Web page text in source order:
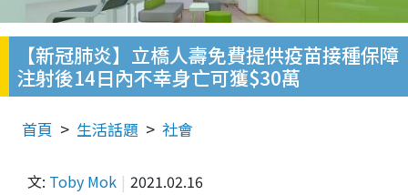
【新冠肺炎】立橋人壽免費提供疫苗接種保障
注射後14日內不幸身亡可獲$30萬
首頁 生活話題 社會
文: Toby Mok 2021.02.16